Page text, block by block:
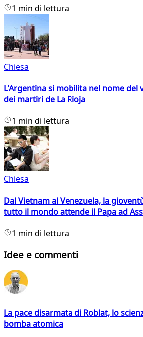
1 min di lettura
Chiesa
L'Argentina si mobilita nel nome del
dei martiri de La Rioja
1 min di lettura
Chiesa
Dal Vietnam al Venezuela, la
tutto il mondo attende il Papa ad
1 min di lettura
Idee e commenti
La pace disarmata di Roblat, lo
bomba atomica